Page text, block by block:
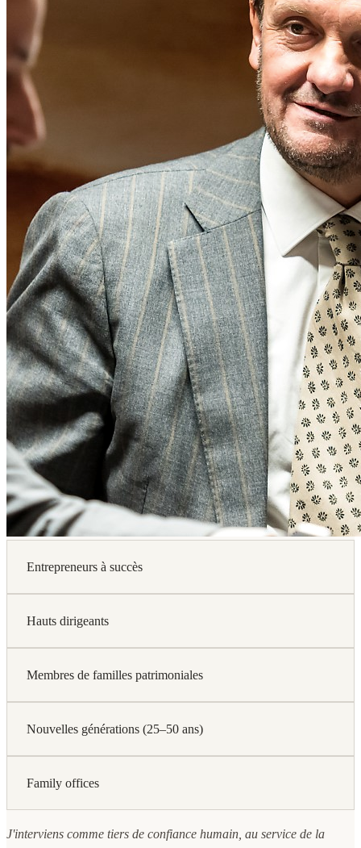
Entrepreneurs à succès
Hauts dirigeants
Membres de familles patrimoniales
Nouvelles générations (25–50 ans)
Family offices
J'interviens comme tiers de confiance humain, au service de la